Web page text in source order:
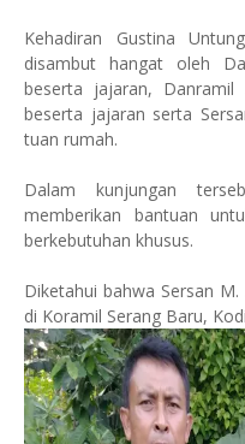
Kehadiran Gustina
disambut hangat oleh
beserta jajaran,
beserta jajaran serta
tuan rumah.
Dalam kunjungan
memberikan bantuan
berkebutuhan khusus.
Diketahui bahwa Sersan
di Koramil Serang Baru,